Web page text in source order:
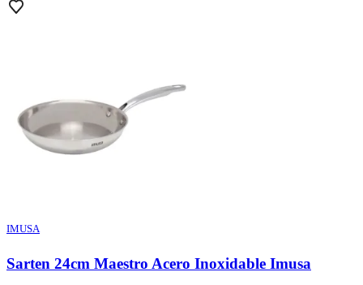
IMUSA
Sarten 24cm Maestro Acero Inoxidable Imusa